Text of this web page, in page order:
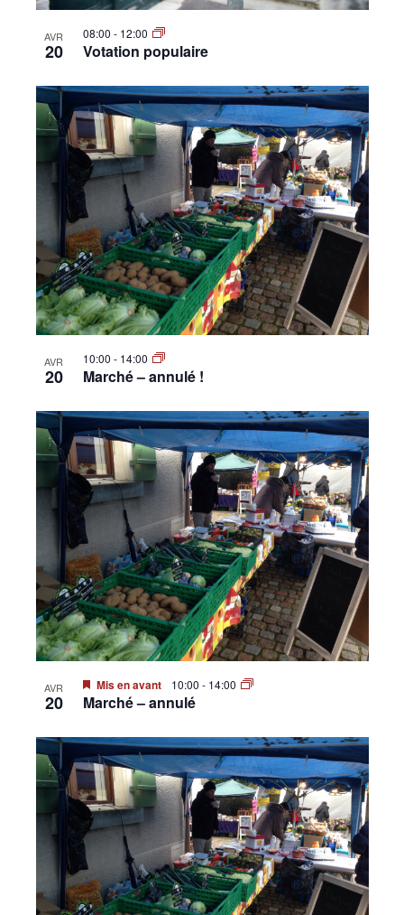
AVR
20
08:00 - 12:00
Votation populaire
AVR
20
10:00 - 14:00
Marché – annulé !
AVR
20
Mis en avant 10:00 - 14:00
Marché – annulé